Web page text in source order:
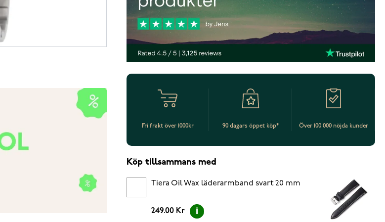
Fri frakt över 1000kr 90 dagars öppet köp* Över 100 000 nöjda kunder
Köp tillsammans med
Tiera Oil Wax läderarmband svart 20 mm
249.00 Kr